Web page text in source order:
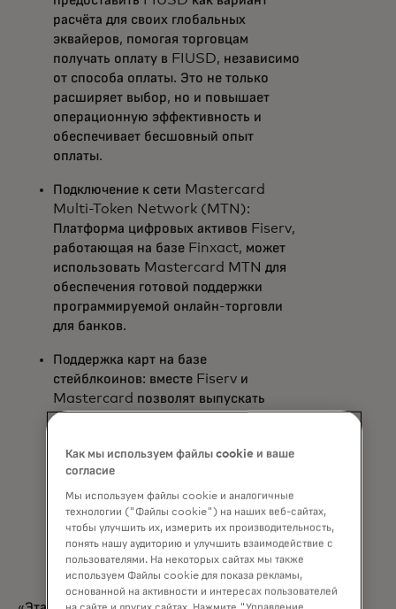
расчёта для своих глобальных
эквайеров, помогая торговцам
получать оплату в FIUSD, независимо
от способа оплаты. Это не только
расширяет выбор, но и повышает
операционную эффективность и
обеспечивает бесшовный опыт
оплаты.
Подключение к сети Mastercard
Multi-Token Network (MTN):
Платформа цифровых активов Fiserv,
работающая на базе Finxact, может
использовать Mastercard MTN для
обеспечения готовой поддержки
программируемой онлайн-торговли
для банков.
Поддержка карт на базе
стейблкоинов: вместе Fiserv и
Mastercard позволят выпускать
карты, связанные со стейблкоином,
потребителям и бизнесу совершать
платежи по FIUSD в любой точке
мира, где принимается Mastercard. С
учётной записью Mastercard One
потребители также могут гибко
выбирать тип оплаты — от дебетовых,
кредитных до балансов стейблкоинов.
Как мы используем файлы cookie и ваше
согласие
Мы используем файлы cookie и аналогичные
технологии ("Файлы cookie") на наших веб-сайтах,
чтобы улучшить их, измерить их производительность,
понять нашу аудиторию и улучшить взаимодействие с
пользователями. На некоторых сайтах мы также
используем Файлы cookie для показа рекламы,
основанной на активности и интересах пользователей